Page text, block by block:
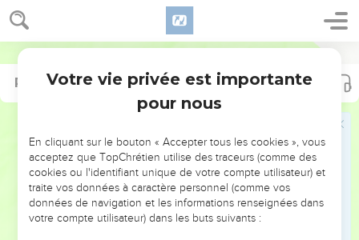
NE MANQUEZ PAS L’ÉVÉNEMENT
DE L’ANNÉE !
ET SI LEURS ERREURS POUVAIENT VOUS ÉVITER LES
VOTRES ?
Psaumes 10
Psaumes 22
Votre vie privée est importante
pour nous
En cliquant sur le bouton « Accepter tous les cookies », vous
acceptez que TopChrétien utilise des traceurs (comme des
cookies ou l'identifiant unique de votre compte utilisateur) et
traite vos données à caractère personnel (comme vos
données de navigation et les informations renseignées dans
votre compte utilisateur) dans les buts suivants :